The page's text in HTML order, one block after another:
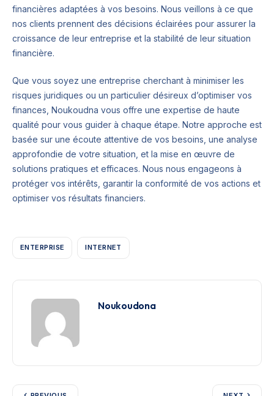
financières adaptées à vos besoins. Nous veillons à ce que
nos clients prennent des décisions éclairées pour assurer la
croissance de leur entreprise et la stabilité de leur situation
financière.
Que vous soyez une entreprise cherchant à minimiser les
risques juridiques ou un particulier désireux d’optimiser vos
finances, Noukoudna vous offre une expertise de haute
qualité pour vous guider à chaque étape. Notre approche est
basée sur une écoute attentive de vos besoins, une analyse
approfondie de votre situation, et la mise en œuvre de
solutions pratiques et efficaces. Nous nous engageons à
protéger vos intérêts, garantir la conformité de vos actions et
optimiser vos résultats financiers.
ENTERPRISE INTERNET
Noukoudona